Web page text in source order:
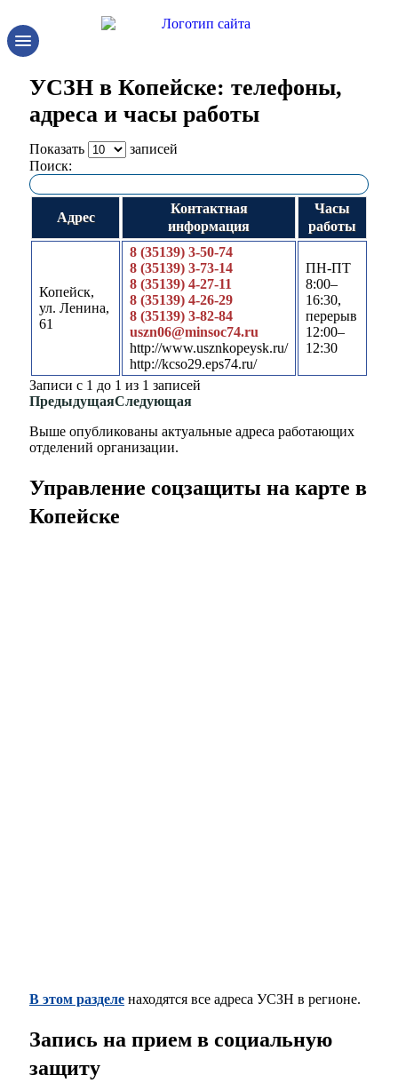
УСЗН в Копейске: телефоны,
адреса и часы работы
Показать
записей
Поиск:
Адрес
Контактная
информация
Часы
работы
Копейск,
ул. Ленина,
61
8 (35139) 3-50-74
8 (35139) 3-73-14
8 (35139) 4-27-11
8 (35139) 4-26-29
8 (35139) 3-82-84
uszn06@minsoc74.ru
http://www.usznkopeysk.ru/
http://kcso29.eps74.ru/
ПН-ПТ
8:00–
16:30,
перерыв
12:00–
12:30
Записи с 1 до 1 из 1 записей
ПредыдущаяСледующая
Выше опубликованы актуальные адреса работающих
отделений организации.
Управление соцзащиты на карте в
Копейске
В этом разделе находятся все адреса УСЗН в регионе.
Запись на прием в социальную
защиту